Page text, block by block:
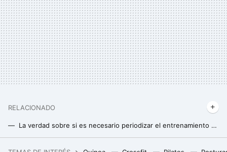
RELACIONADO
La verdad sobre si es necesario periodizar el entrenamiento cuando buscamos hipertrofiar nuestros músculos